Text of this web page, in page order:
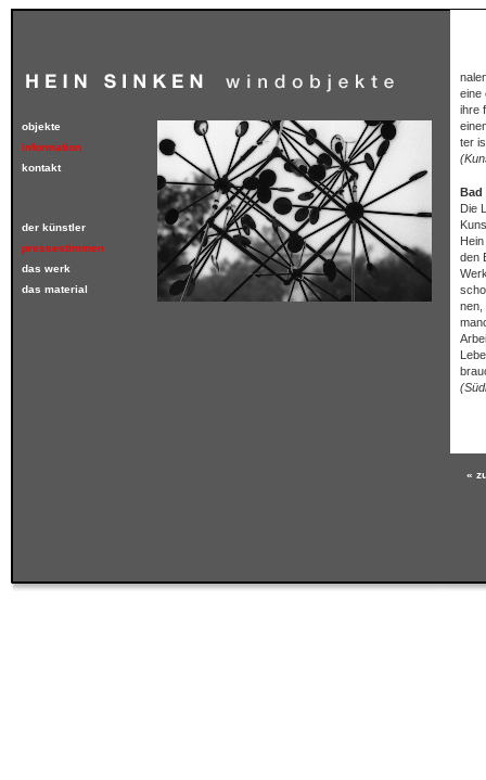
objekte
information
kontakt
der künstler
pressestimmen
das werk
das material
eine
ihre
ter
Bad
Die
Hein
den
nen,
«